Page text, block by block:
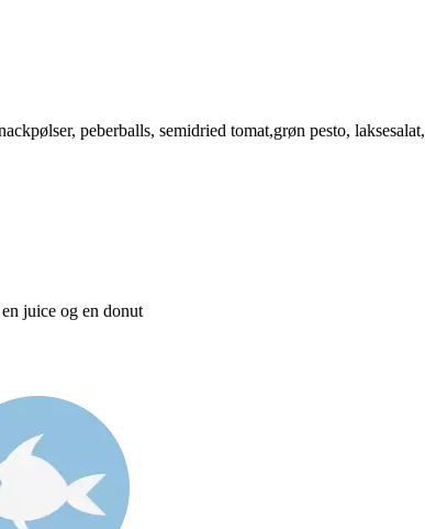
peberballs, semidried tomat,grøn pesto,
juice og en donut